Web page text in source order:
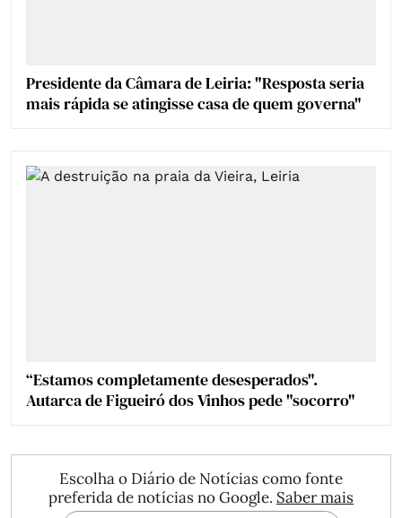
Presidente da Câmara de Leiria: "Resposta seria
mais rápida se atingisse casa de quem governa"
“Estamos completamente desesperados".
Autarca de Figueiró dos Vinhos pede "socorro"
Escolha o Diário de Notícias como fonte
preferida de notícias no Google. Saber mais